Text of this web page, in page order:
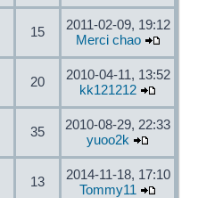
15
2011-02-09, 19:12
Merci chao
20
2010-04-11, 13:52
kk121212
35
2010-08-29, 22:33
yuoo2k
13
2014-11-18, 17:10
Tommy11